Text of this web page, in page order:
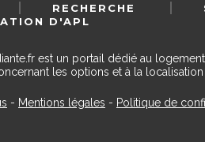
RECHERCHE
D'APL
est un portail dédié au
les options et à la
- Mentions légales - Politique de